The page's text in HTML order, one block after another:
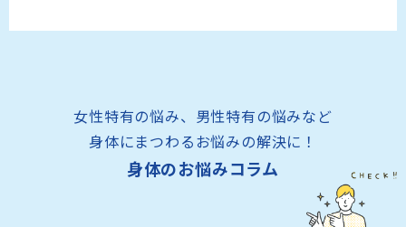
女性特有の悩み、男性特有の悩みなど
身体にまつわるお悩みの解決に！
身体のお悩みコラム